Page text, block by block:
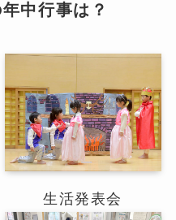
中行事は？
生活発表会